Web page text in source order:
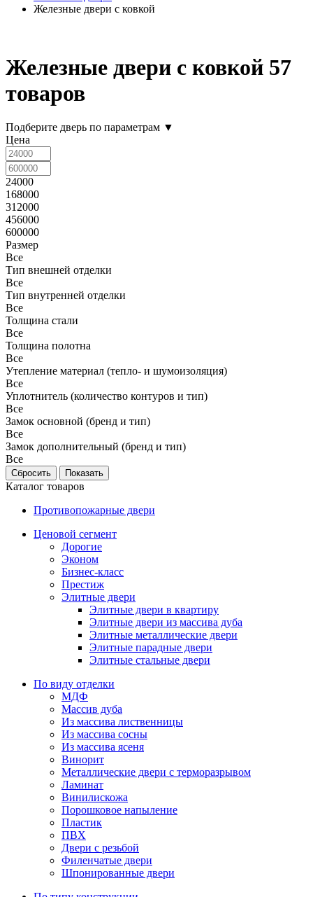
Железные двери с ковкой
Железные двери с ковкой 57
товаров
Подберите дверь по параметрам ▼
Цена
24000
168000
312000
456000
600000
Размер
Все
Тип внешней отделки
Все
Тип внутренней отделки
Все
Толщина стали
Все
Толщина полотна
Все
Утепление материал (тепло- и шумоизоляция)
Все
Уплотнитель (количество контуров и тип)
Все
Замок основной (бренд и тип)
Все
Замок дополнительный (бренд и тип)
Все
Каталог товаров
Противопожарные двери
Ценовой сегмент
Дорогие
Эконом
Бизнес-класс
Престиж
Элитные двери
Элитные двери в квартиру
Элитные двери из массива дуба
Элитные металлические двери
Элитные парадные двери
Элитные стальные двери
По виду отделки
МДФ
Массив дуба
Из массива лиственницы
Из массива сосны
Из массива ясеня
Винорит
Металлические двери с терморазрывом
Ламинат
Винилискожа
Порошковое напыление
Пластик
ПВХ
Двери с резьбой
Филенчатые двери
Шпонированные двери